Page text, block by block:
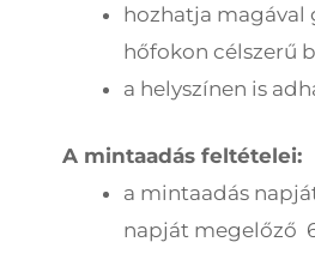
hozhatja magával
hőfokon célszerű
a helyszínen is
A mintaadás feltételei:
a mintaadás
napját megelőző